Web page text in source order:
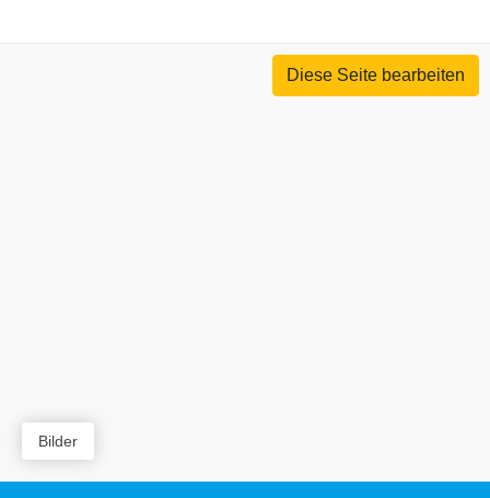
Diese Seite bearbeiten
Bilder